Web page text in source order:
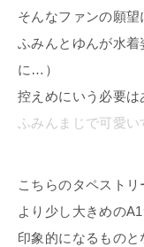
そんなファンの願
ふみんとゆんが水
に…）
控えめにいう必要は
ふみんまじで可愛
こちらのタペスト
より少し大きめの
印象的になるものと